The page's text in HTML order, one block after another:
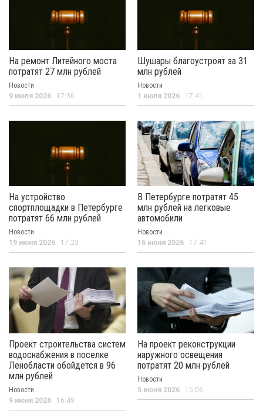
На ремонт Литейного моста
потратят 27 млн рублей
Новости
9 июля 2026 17:36
Шушары благоустроят за 31
млн рублей
Новости
1 июля 2026 17:41
На устройство
спортплощадки в Петербурге
потратят 66 млн рублей
Новости
19 июня 2026 17:23
В Петербурге потратят 45
млн рублей на легковые
автомобили
Новости
16 июня 2026 17:41
Проект строительства систем
водоснабжения в поселке
Ленобласти обойдется в 96
млн рублей
Новости
9 июня 2026 16:49
На проект реконструкции
наружного освещения
потратят 20 млн рублей
Новости
5 июня 2026 15:06